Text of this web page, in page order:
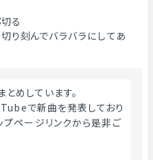
る
り刻んでバラバラにしてあ
めしています。
で新曲を発表しており
プページリンクから是非ご